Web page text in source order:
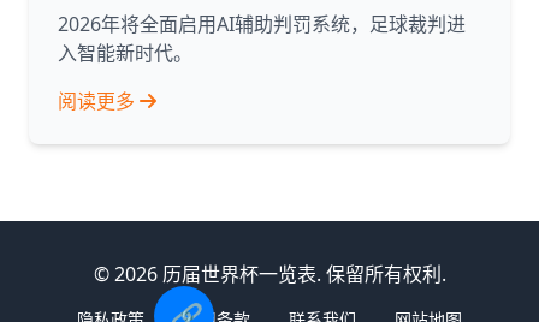
2026年将全面启用AI辅助判罚系统，足球裁判进
入智能新时代。
阅读更多
© 2026 历届世界杯一览表. 保留所有权利.
🔗